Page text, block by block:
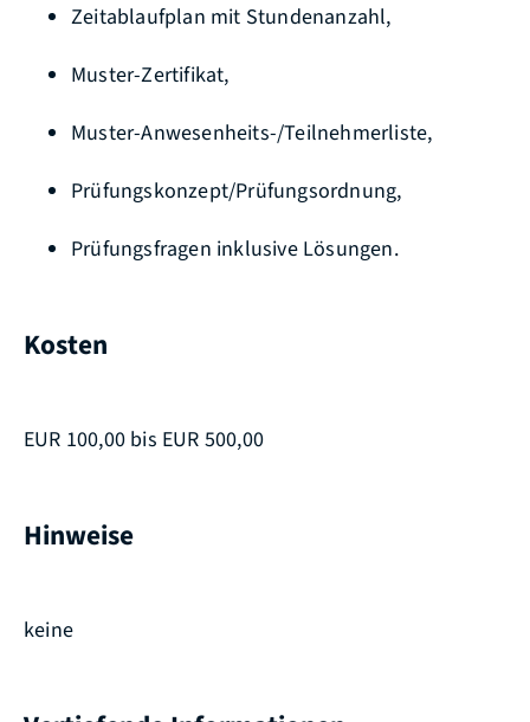
Zeitablaufplan mit Stundenanzahl,
Muster-Zertifikat,
Muster-Anwesenheits-/Teilnehmerliste,
Prüfungskonzept/Prüfungsordnung,
Prüfungsfragen inklusive Lösungen.
Kosten
EUR 100,00 bis EUR 500,00
Hinweise
keine